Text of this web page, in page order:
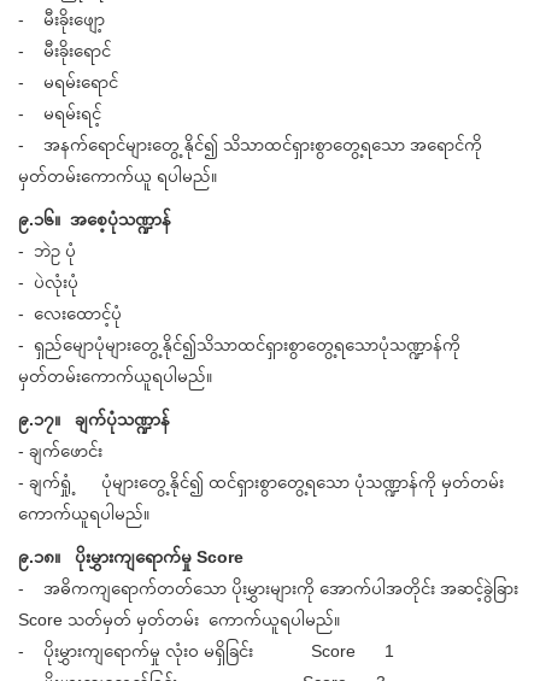
- မီးခိုးဖျော့
- မီးခိုးရောင်
- မရမ်းရောင်
- မရမ်းရင့်
- အနက်ရောင်များတွေ့ နိုင်၍ သိသာထင်ရှားစွာတွေ့ရသော အရောင်ကို
မှတ်တမ်းကောက်ယူ ရပါမည်။
၉.၁၆။ အစေ့ပုံသဏ္ဍာန်
- ဘဲဥ ပုံ
- ပဲလုံးပုံ
- လေးထောင့်ပုံ
- ရှည်မျောပုံများတွေ့နိုင်၍သိသာထင်ရှားစွာတွေ့ရသောပုံသဏ္ဍာန်ကို
မှတ်တမ်းကောက်ယူရပါမည်။
၉.၁၇။ ချက်ပုံသဏ္ဍာန်
- ချက်ဖောင်း
- ချက်ရှုံ့ ပုံများတွေ့နိုင်၍ ထင်ရှားစွာတွေ့ရသော ပုံသဏ္ဍာန်ကို မှတ်တမ်း
ကောက်ယူရပါမည်။
၉.၁၈။ ပိုးမွှားကျရောက်မှု Score
- အဓိကကျရောက်တတ်သော ပိုးမွှားများကို အောက်ပါအတိုင်း အဆင့်ခွဲခြား
Score သတ်မှတ် မှတ်တမ်း ကောက်ယူရပါမည်။
- ပိုးမွှားကျရောက်မှု လုံးဝ မရှိခြင်း Score 1